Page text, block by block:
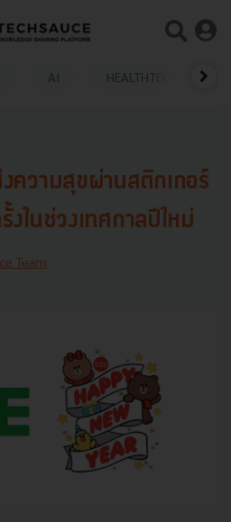
AI HEALTHTECH
ความสุขผ่านสติกเกอร์
ในช่วงเทศกาลปีใหม่
Team